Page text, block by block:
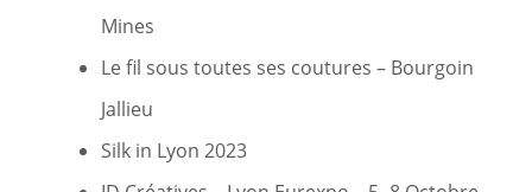
Mines
Le fil sous toutes ses coutures – Bourgoin
Jallieu
Silk in Lyon 2023